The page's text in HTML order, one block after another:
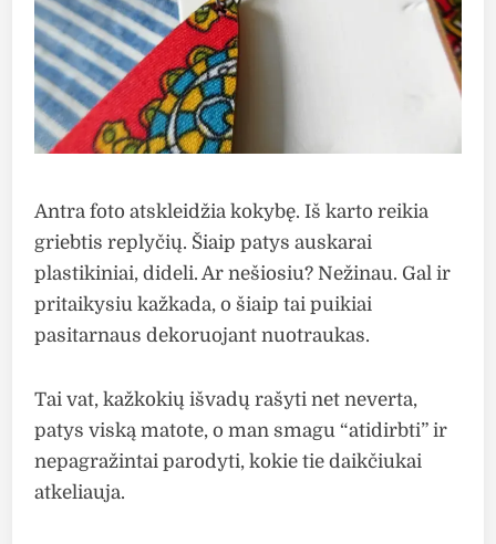
Antra foto atskleidžia kokybę. Iš karto reikia
griebtis replyčių. Šiaip patys auskarai
plastikiniai, dideli. Ar nešiosiu? Nežinau. Gal ir
pritaikysiu kažkada, o šiaip tai puikiai
pasitarnaus dekoruojant nuotraukas.
Tai vat, kažkokių išvadų rašyti net neverta,
patys viską matote, o man smagu “atidirbti” ir
nepagražintai parodyti, kokie tie daikčiukai
atkeliauja.